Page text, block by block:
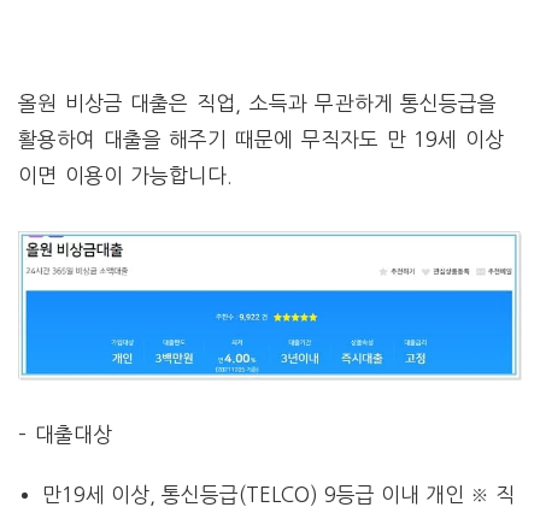
올원 비상금 대출은 직업, 소득과 무관하게 통신등급을
활용하여 대출을 해주기 때문에 무직자도 만 19세 이상
이면 이용이 가능합니다.
– 대출대상
만19세 이상, 통신등급(TELCO) 9등급 이내 개인 ※ 직